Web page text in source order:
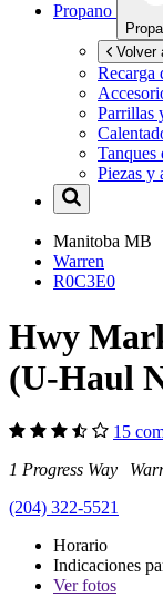
Propano
Volver
Recarga
Parrillas
Tanques
Piezas y
Manitoba MB
Warren
R0C3E0
Hwy
(U-Haul
15
1 Progress Way
(204) 322-5521
Horario
Indicaciones
Verfotos